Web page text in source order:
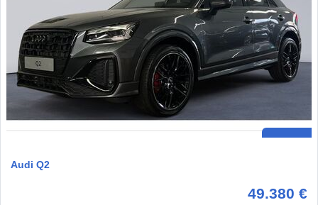
Audi Q2
49.380 €